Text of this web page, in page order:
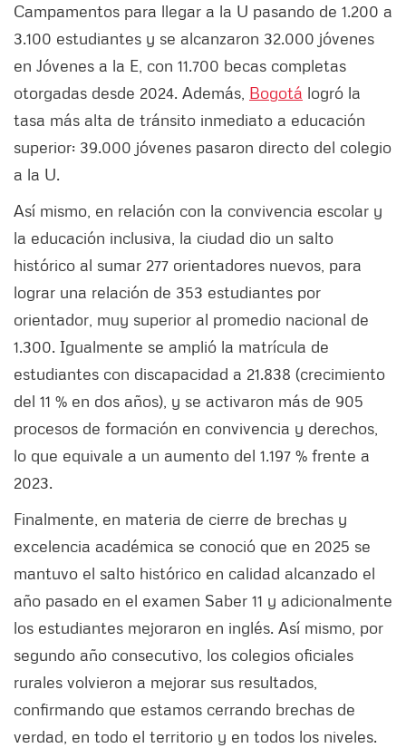
Campamentos para llegar a la U pasando de 1.200 a
3.100 estudiantes y se alcanzaron 32.000 jóvenes
en Jóvenes a la E, con 11.700 becas completas
otorgadas desde 2024. Además, Bogotá logró la
tasa más alta de tránsito inmediato a educación
superior: 39.000 jóvenes pasaron directo del colegio
a la U.
Así mismo, en relación con la convivencia escolar y
la educación inclusiva, la ciudad dio un salto
histórico al sumar 277 orientadores nuevos, para
lograr una relación de 353 estudiantes por
orientador, muy superior al promedio nacional de
1.300. Igualmente se amplió la matrícula de
estudiantes con discapacidad a 21.838 (crecimiento
del 11 % en dos años), y se activaron más de 905
procesos de formación en convivencia y derechos,
lo que equivale a un aumento del 1.197 % frente a
2023.
Finalmente, en materia de cierre de brechas y
excelencia académica se conoció que en 2025 se
mantuvo el salto histórico en calidad alcanzado el
año pasado en el examen Saber 11 y adicionalmente
los estudiantes mejoraron en inglés. Así mismo, por
segundo año consecutivo, los colegios oficiales
rurales volvieron a mejorar sus resultados,
confirmando que estamos cerrando brechas de
verdad, en todo el territorio y en todos los niveles.